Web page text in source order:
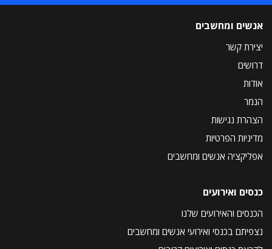
אנשים ומחשבים
יצירת קשר
דרושים
אודות
הנמר
הצהרת נגישות
מדיניות הפרטיות
אפליקציה אנשים ומחשבים
כנסים ואירועים
הכנסים והאירועים שלנו
נצפיתם בכנסי ואירועי אנשים ומחשבים